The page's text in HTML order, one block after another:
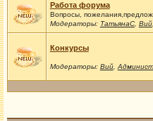
Работа форума
Вопросы,
Модераторы: ТатьянаС, Вий,
Конкурсы
Модераторы: Вий,